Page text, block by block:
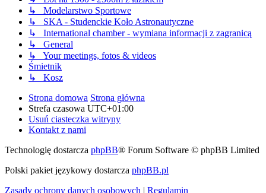
↳ Modelarstwo Sportowe
↳ SKA - Studenckie Koło Astronautyczne
↳ International chamber - wymiana informacji z zagranicą
↳ General
↳ Your meetings, fotos & videos
Śmietnik
↳ Kosz
Strona domowa Strona główna
Strefa czasowa UTC+01:00
Usuń ciasteczka witryny
Kontakt z nami
Technologię dostarcza phpBB® Forum Software © phpBB Limited
Polski pakiet językowy dostarcza phpBB.pl
Zasady ochrony danych osobowych | Regulamin